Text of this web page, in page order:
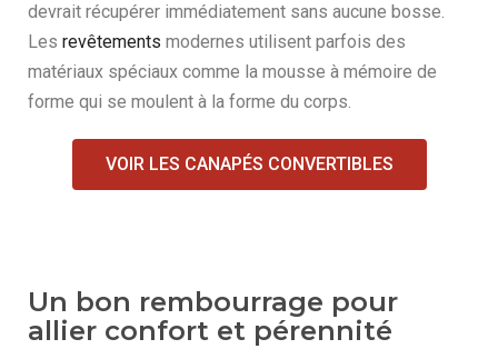
devrait récupérer immédiatement sans aucune bosse.
Les revêtements modernes utilisent parfois des
matériaux spéciaux comme la mousse à mémoire de
forme qui se moulent à la forme du corps.
VOIR LES CANAPÉS CONVERTIBLES
Un bon rembourrage pour
allier confort et pérennité